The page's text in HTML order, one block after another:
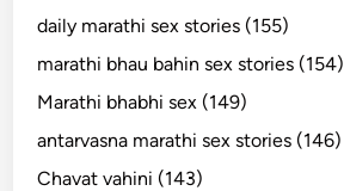
daily marathi sex stories (155)
marathi bhau bahin sex stories (154)
Marathi bhabhi sex (149)
antarvasna marathi sex stories (146)
Chavat vahini (143)